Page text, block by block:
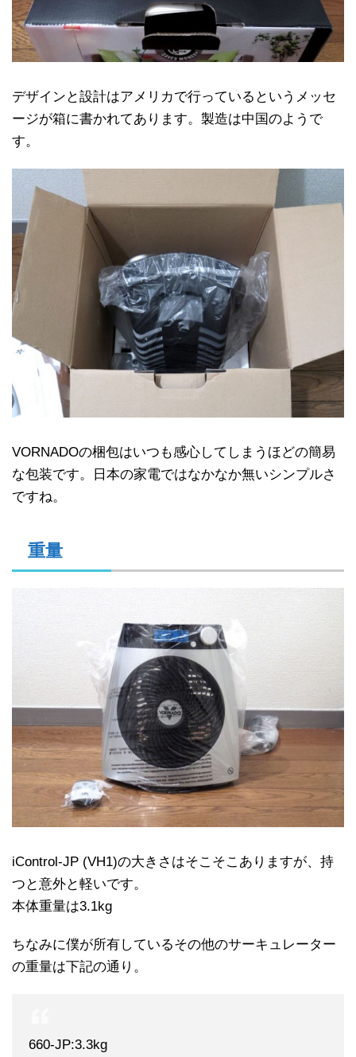
デザインと設計はアメリカで行っているというメッセ
ージが箱に書かれてあります。製造は中国のようで
す。
VORNADOの梱包はいつも感心してしまうほどの簡易
な包装です。日本の家電ではなかなか無いシンプルさ
ですね。
重量
iControl-JP (VH1)の大きさはそこそこありますが、持
つと意外と軽いです。
本体重量は3.1kg
ちなみに僕が所有しているその他のサーキュレーター
の重量は下記の通り。
660-JP:3.3kg